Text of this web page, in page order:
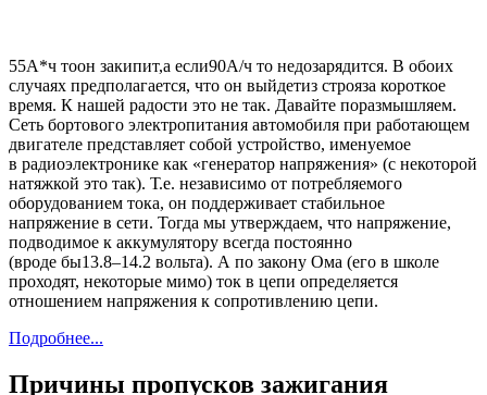
55А*ч тоон закипит,а если90А/ч то недозарядится. В обоих
случаях предполагается, что он выйдетиз строяза короткое
время. К нашей радости это не так. Давайте поразмышляем.
Cеть бортового электропитания автомобиля при работающем
двигателе представляет собой устройство, именуемое
в радиоэлектронике как «генератор напряжения» (с некоторой
натяжкой это так). Т.е. независимо от потребляемого
оборудованием тока, он поддерживает стабильное
напряжение в сети. Тогда мы утверждаем, что напряжение,
подводимое к аккумулятору всегда постоянно
(вроде бы13.8–14.2 вольта). А по закону Ома (его в школе
проходят, некоторые мимо) ток в цепи определяется
отношением напряжения к сопротивлению цепи.
Подробнее...
Причины пропусков зажигания